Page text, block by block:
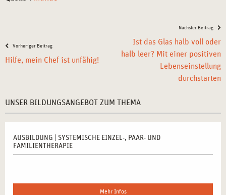
Vorheriger Beitrag
Hilfe, mein Chef ist unfähig!
Nächster Beitrag
Ist das Glas halb voll oder
halb leer? Mit einer positiven
Lebenseinstellung
durchstarten
UNSER BILDUNGSANGEBOT ZUM THEMA
AUSBILDUNG | SYSTEMISCHE EINZEL-, PAAR- UND
FAMILIENTHERAPIE
Mehr Infos